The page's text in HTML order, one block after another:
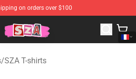
on orders over $100
SZA Merchandise Store
/SZA T-shirts